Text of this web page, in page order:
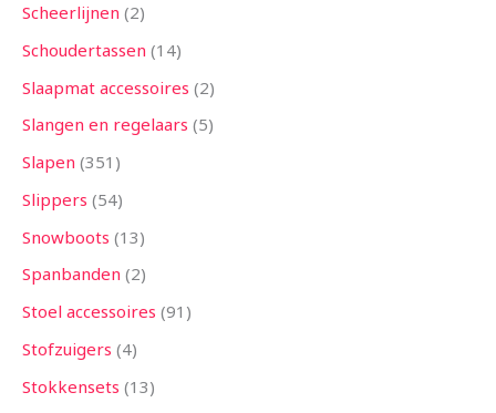
Scheerlijnen 2
Schoudertassen 14
Slaapmat accessoires 2
Slangen en regelaars 5
Slapen 351
Slippers 54
Snowboots 13
Spanbanden 2
Stoel accessoires 91
Stofzuigers 4
Stokkensets 13